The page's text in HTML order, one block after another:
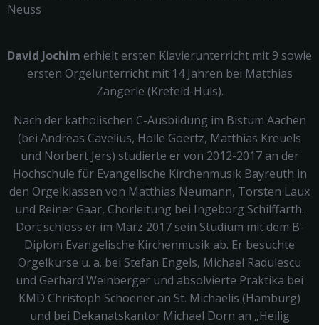
Neuss
David Jochim erhielt ersten Klavierunterricht mit 9 sowie
ersten Orgelunterricht mit 14 Jahren bei Matthias
Zangerle (Krefeld-Hüls).
Nach der katholischen C-Ausbildung im Bistum Aachen
(bei Andreas Cavelius, Holle Goertz, Matthias Kreuels
und Norbert Jers) studierte er von 2012-2017 an der
Hochschule für Evangelische Kirchenmusik Bayreuth in
den Orgelklassen von Matthias Neumann, Torsten Laux
und Reiner Gaar, Chorleitung bei Ingeborg Schilffarth.
Dort schloss er im März 2017 sein Studium mit dem B-
Diplom Evangelische Kirchenmusik ab. Er besuchte
Orgelkurse u. a. bei Stefan Engels, Michael Radulescu
und Gerhard Weinberger und absolvierte Praktika bei
KMD Christoph Schoener an St. Michaelis (Hamburg)
und bei Dekanatskantor Michael Dorn an „Heilig